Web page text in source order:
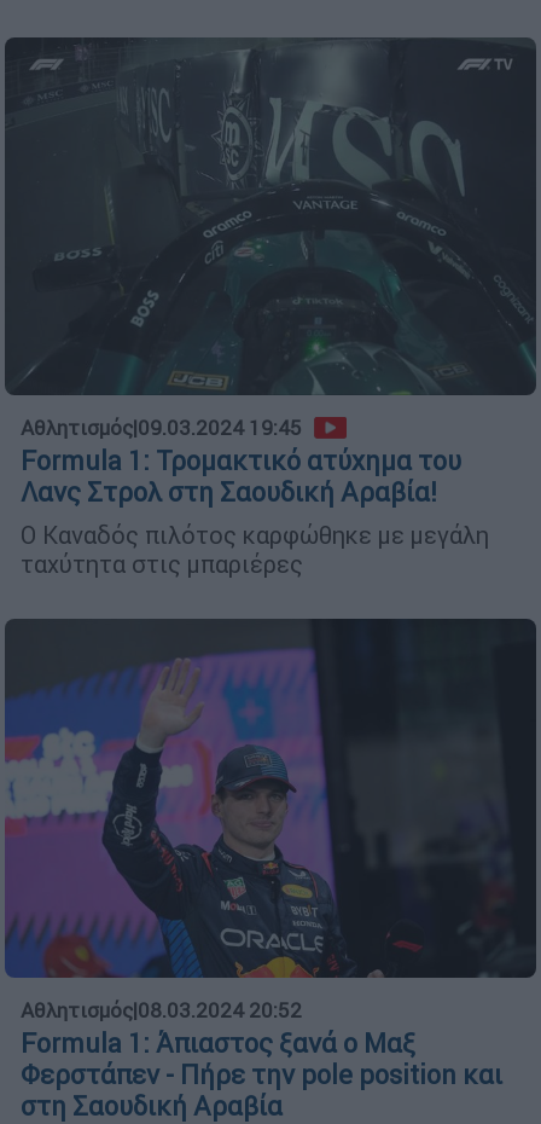
Αθλητισμός|09.03.2024 19:45
Formula 1: Τρομακτικό ατύχημα του
Λανς Στρολ στη Σαουδική Αραβία!
Ο Καναδός πιλότος καρφώθηκε με μεγάλη
ταχύτητα στις μπαριέρες
Αθλητισμός|08.03.2024 20:52
Formula 1: Άπιαστος ξανά ο Μαξ
Φερστάπεν - Πήρε την pole position και
στη Σαουδική Αραβία